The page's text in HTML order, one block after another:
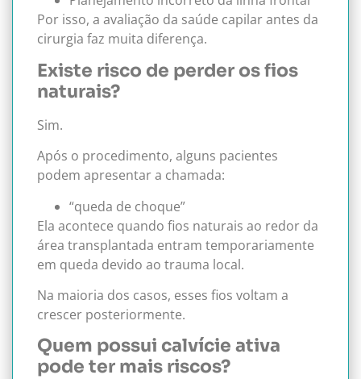
Por isso, a avaliação da saúde capilar antes da
cirurgia faz muita diferença.
Existe risco de perder os fios
naturais?
Sim.
Após o procedimento, alguns pacientes
podem apresentar a chamada:
“queda de choque”
Ela acontece quando fios naturais ao redor da
área transplantada entram temporariamente
em queda devido ao trauma local.
Na maioria dos casos, esses fios voltam a
crescer posteriormente.
Quem possui calvície ativa
pode ter mais riscos?